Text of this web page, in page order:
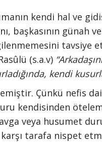
kendi hal ve
başkasının günah ve
tavsiye
(s.a.v)
kendi
Çünkü nefis
kendisinden
veya husumet
karşı tarafa nispet